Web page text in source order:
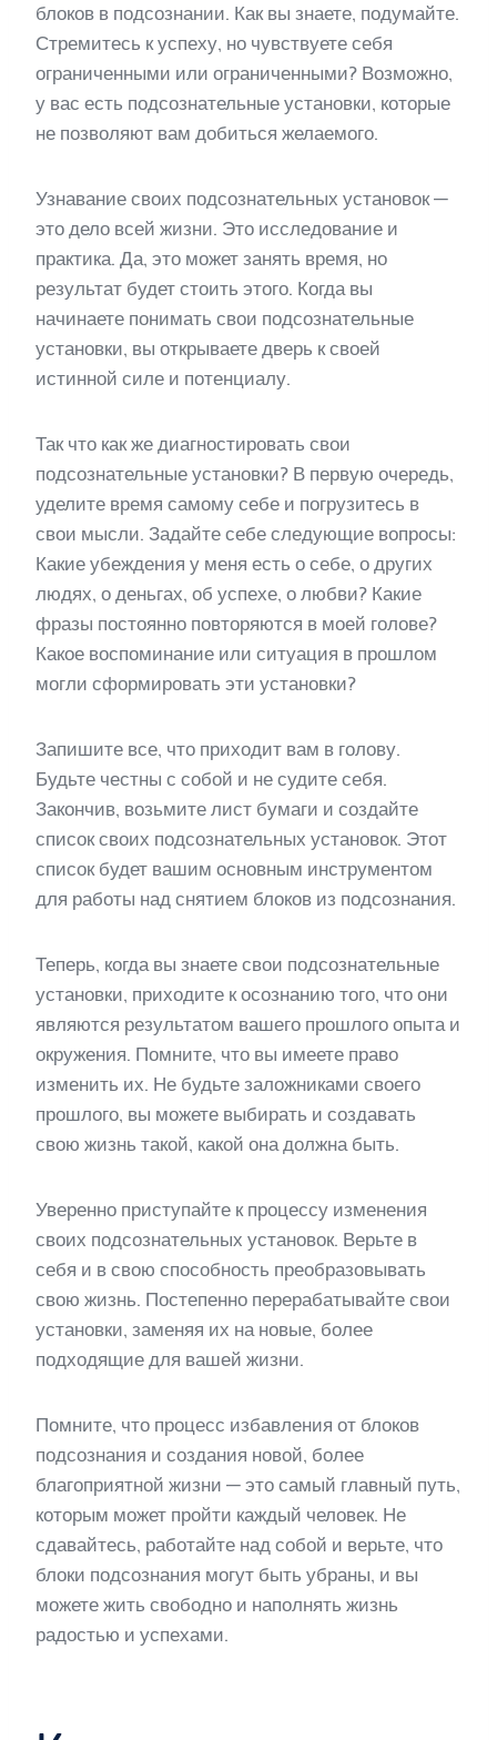
блоков в подсознании. Как вы знаете, подумайте.
Стремитесь к успеху, но чувствуете себя
ограниченными или ограниченными? Возможно,
у вас есть подсознательные установки, которые
не позволяют вам добиться желаемого.
Узнавание своих подсознательных установок —
это дело всей жизни. Это исследование и
практика. Да, это может занять время, но
результат будет стоить этого. Когда вы
начинаете понимать свои подсознательные
установки, вы открываете дверь к своей
истинной силе и потенциалу.
Так что как же диагностировать свои
подсознательные установки? В первую очередь,
уделите время самому себе и погрузитесь в
свои мысли. Задайте себе следующие вопросы:
Какие убеждения у меня есть о себе, о других
людях, о деньгах, об успехе, о любви? Какие
фразы постоянно повторяются в моей голове?
Какое воспоминание или ситуация в прошлом
могли сформировать эти установки?
Запишите все, что приходит вам в голову.
Будьте честны с собой и не судите себя.
Закончив, возьмите лист бумаги и создайте
список своих подсознательных установок. Этот
список будет вашим основным инструментом
для работы над снятием блоков из подсознания.
Теперь, когда вы знаете свои подсознательные
установки, приходите к осознанию того, что они
являются результатом вашего прошлого опыта и
окружения. Помните, что вы имеете право
изменить их. Не будьте заложниками своего
прошлого, вы можете выбирать и создавать
свою жизнь такой, какой она должна быть.
Уверенно приступайте к процессу изменения
своих подсознательных установок. Верьте в
себя и в свою способность преобразовывать
свою жизнь. Постепенно перерабатывайте свои
установки, заменяя их на новые, более
подходящие для вашей жизни.
Помните, что процесс избавления от блоков
подсознания и создания новой, более
благоприятной жизни — это самый главный путь,
которым может пройти каждый человек. Не
сдавайтесь, работайте над собой и верьте, что
блоки подсознания могут быть убраны, и вы
можете жить свободно и наполнять жизнь
радостью и успехами.